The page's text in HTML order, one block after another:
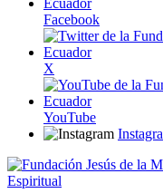
Facebook
X
YouTube